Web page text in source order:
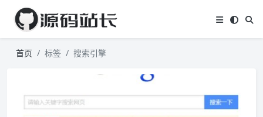
首页 标签 搜索引擎